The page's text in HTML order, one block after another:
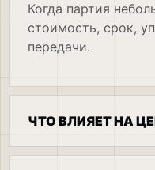
Когда партия
стоимость, срок,
передачи.
ЧТО ВЛИЯЕТ НА